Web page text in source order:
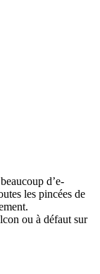
d’e-
les pincées de
ou à défaut sur